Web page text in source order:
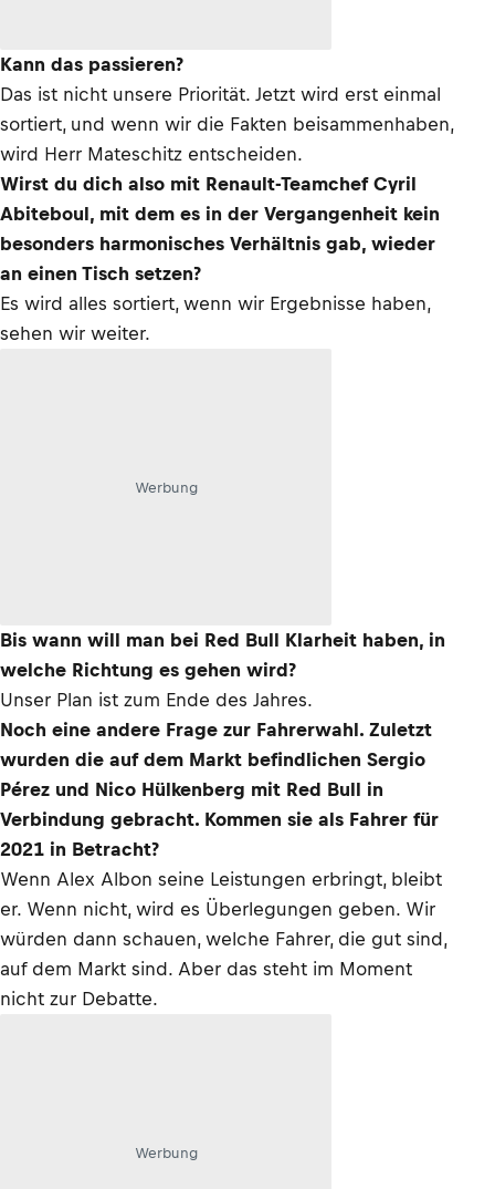
Kann das passieren?
Das ist nicht unsere Priorität. Jetzt wird erst einmal
sortiert, und wenn wir die Fakten beisammenhaben,
wird Herr Mateschitz entscheiden.
Wirst du dich also mit Renault-Teamchef Cyril
Abiteboul, mit dem es in der Vergangenheit kein
besonders harmonisches Verhältnis gab, wieder
an einen Tisch setzen?
Es wird alles sortiert, wenn wir Ergebnisse haben,
sehen wir weiter.
Werbung
Bis wann will man bei Red Bull Klarheit haben, in
welche Richtung es gehen wird?
Unser Plan ist zum Ende des Jahres.
Noch eine andere Frage zur Fahrerwahl. Zuletzt
wurden die auf dem Markt befindlichen Sergio
Pérez und Nico Hülkenberg mit Red Bull in
Verbindung gebracht. Kommen sie als Fahrer für
2021 in Betracht?
Wenn Alex Albon seine Leistungen erbringt, bleibt
er. Wenn nicht, wird es Überlegungen geben. Wir
würden dann schauen, welche Fahrer, die gut sind,
auf dem Markt sind. Aber das steht im Moment
nicht zur Debatte.
Werbung